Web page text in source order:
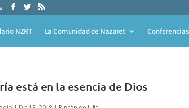
NZRT La Comunidad de Nazaret Conferencias
está en la esencia de Dios